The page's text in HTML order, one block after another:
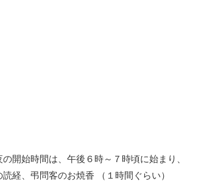
の開始時間は、午後６時～７時頃に始まり、
読経、弔問客のお焼香 （１時間ぐらい）